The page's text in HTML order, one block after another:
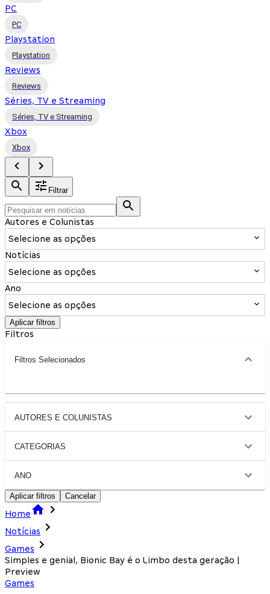
PC
PC
Playstation
Playstation
Reviews
Reviews
Séries, TV e Streaming
Séries, TV e Streaming
Xbox
Xbox
Filtrar
Autores e Colunistas
Selecione as opções
Notícias
Selecione as opções
Ano
Selecione as opções
Aplicar filtros
Filtros
Filtros Selecionados
AUTORES E COLUNISTAS
CATEGORIAS
ANO
Aplicar filtros Cancelar
Home
Notícias
Games
Simples e genial, Bionic Bay é o Limbo desta geração |
Preview
Games